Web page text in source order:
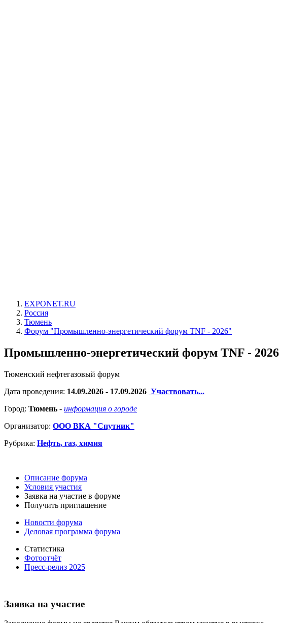
EXPONET.RU
Россия
Тюмень
Форум "Промышленно-энергетический форум TNF - 2026"
Промышленно-энергетический форум TNF - 2026
Тюменский нефтегазовый форум
Дата проведения: 14.09.2026 - 17.09.2026 Участвовать...
Город: Тюмень - информация о городе
Организатор: ООО ВКА "Спутник"
Рубрика: Нефть, газ, химия
Описание форума
Условия участия
Заявка на участие в форуме
Получить приглашение
Новости форума
Деловая программа форума
Статистика
Фотоотчёт
Пресс-релиз 2025
Заявка на участие